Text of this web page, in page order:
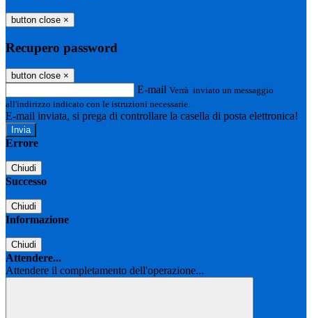
button close ×
Recupero password
button close ×
E-mail Verrà inviato un messaggio
all'indirizzo indicato con le istruzioni necessarie.
E-mail inviata, si prega di controllare la casella di posta elettronica!
Errore
Chiudi
Successo
Chiudi
Informazione
Chiudi
Attendere...
Attendere il completamento dell'operazione...